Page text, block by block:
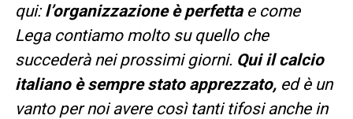
qui:l’organizzazione è perfettae come
Lega contiamo molto su quello che
succederà nei prossimi giorni. Qui il calcio
italiano è sempre stato apprezzato, ed è un
vanto per noi avere così tanti tifosi anche in